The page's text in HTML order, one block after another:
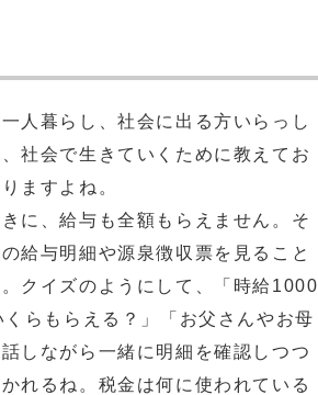
人暮らし、社会に出る方いらっし
社会で生きていくために教えてお
ますよね。
に、給与も全額もらえません。そ
給与明細や源泉徴収票を見ること
クイズのようにして、「時給1000
らもらえる？」「お父さんやお母
しながら一緒に明細を確認しつつ
れるね。税金は何に使われている